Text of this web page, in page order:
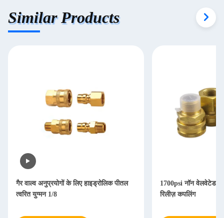
Similar Products
गैर वाल्व अनुप्रयोगों के लिए हाइड्रोलिक पीतल
त्वरित युग्मन 1/8
1700psi नॉन वेलवेटेड
रिलीज़ कपलिंग